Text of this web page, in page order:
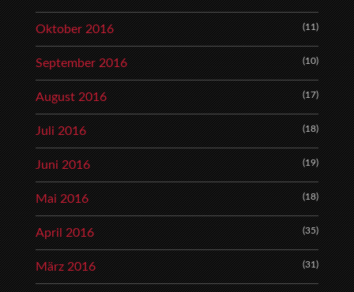
Oktober 2016 (11)
September 2016 (10)
August 2016 (17)
Juli 2016 (18)
Juni 2016 (19)
Mai 2016 (18)
April 2016 (35)
März 2016 (31)